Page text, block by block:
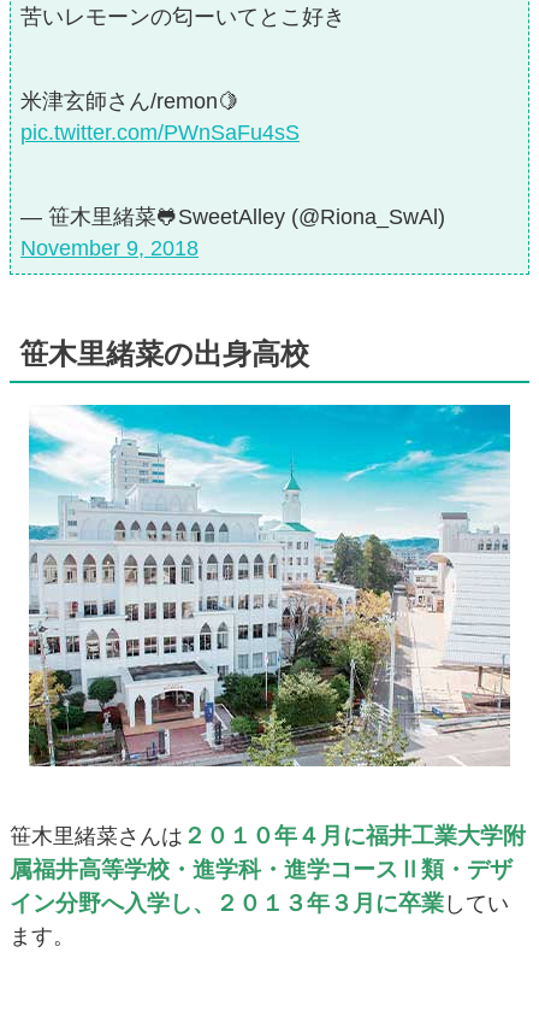
苦いレモーンの匂ーいてとこ好き
米津玄師さん/remon🍋
pic.twitter.com/PWnSaFu4sS
— 笹木里緒菜🐸SweetAlley (@Riona_SwAl)
November 9, 2018
笹木里緒菜の出身高校
笹木里緒菜さんは ２０１０年４月に福井工業大学附
属福井高等学校・進学科・進学コースⅡ類・デザ
イン分野へ入学し、２０１３年３月に卒業 してい
ます。